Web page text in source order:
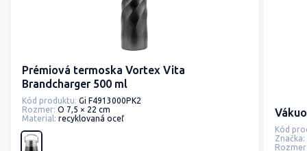
Prémiová termoska Vortex Vita
Brandcharger 500 ml
Kód produktu: Gi F4913000PK2
Rozmer: O 7,5 × 22 cm
Material: recyklovaná oceľ
Kód
Značka: